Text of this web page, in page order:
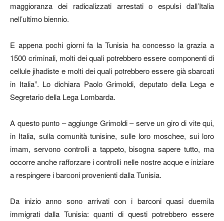
maggioranza dei radicalizzati arrestati o espulsi dall’Italia
nell’ultimo biennio.
E appena pochi giorni fa la Tunisia ha concesso la grazia a
1500 criminali, molti dei quali potrebbero essere componenti di
cellule jihadiste e molti dei quali potrebbero essere già sbarcati
in Italia”. Lo dichiara Paolo Grimoldi, deputato della Lega e
Segretario della Lega Lombarda.
A questo punto – aggiunge Grimoldi – serve un giro di vite qui,
in Italia, sulla comunità tunisine, sulle loro moschee, sui loro
imam, servono controlli a tappeto, bisogna sapere tutto, ma
occorre anche rafforzare i controlli nelle nostre acque e iniziare
a respingere i barconi provenienti dalla Tunisia.
Da inizio anno sono arrivati con i barconi quasi duemila
immigrati dalla Tunisia: quanti di questi potrebbero essere